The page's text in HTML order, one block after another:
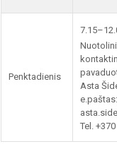
Penktadienis
Asta
e.paštas:
Tel.